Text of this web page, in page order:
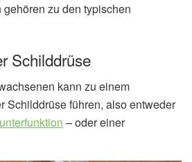
zu den typischen
Schilddrüse
kann zu einem
Schilddrüse führen, also entweder
– oder einer